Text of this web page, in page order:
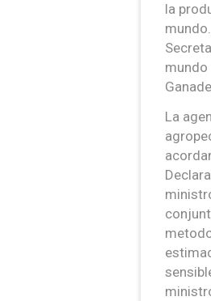
la
mundo
La